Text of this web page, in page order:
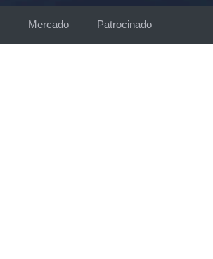
Mercado Patrocinado